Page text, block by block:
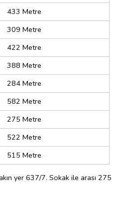
433 Metre
309 Metre
422 Metre
388 Metre
284 Metre
582 Metre
275 Metre
522 Metre
515 Metre
yer 637/7. Sokak ile arası 275